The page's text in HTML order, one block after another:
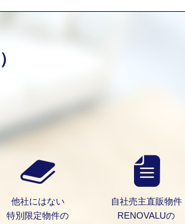
他社にはない
特別限定物件の
自社売主直販物件
RENOVALUの